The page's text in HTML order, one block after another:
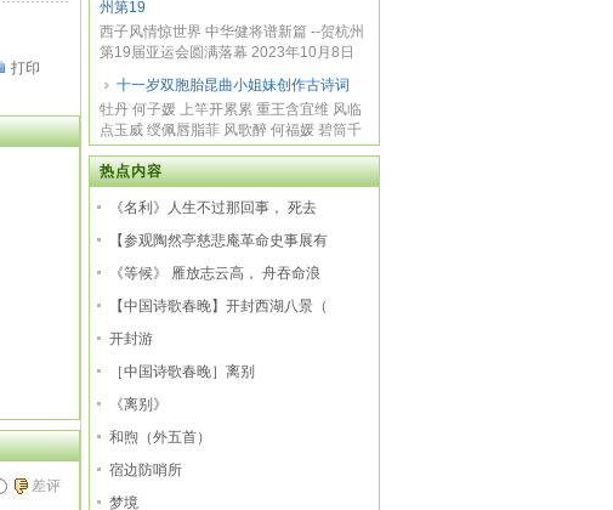
打印
差评
州第19
西子风情惊世界 中华健将谱新篇 --贺杭州
第19届亚运会圆满落幕 2023年10月8日
十一岁双胞胎昆曲小姐妹创作古诗词
牡丹 何子媛 上竿开累累 重王含宜维 风临
点玉威 绶佩唇脂菲 风歌醉 何福媛 碧筒千
花悟...
热点内容
《名利》人生不过那回事， 死去
【参观陶然亭慈悲庵革命史事展有
《等候》 雁放志云高， 舟吞命浪
【中国诗歌春晚】开封西湖八景（
开封游
［中国诗歌春晚］离别
《离别》
和煦（外五首）
宿边防哨所
梦境